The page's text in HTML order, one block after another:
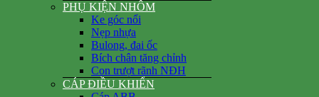
PHỤ KIỆN NHÔM
Ke góc nổi
Nẹp nhựa
Bulong, đai ốc
Bích chân tăng chỉnh
Con trượt rãnh NĐH
CÁP ĐIỀU KHIỂN